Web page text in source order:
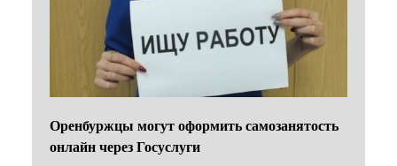
Оренбуржцы могут оформить самозанятость
онлайн через Госуслуги